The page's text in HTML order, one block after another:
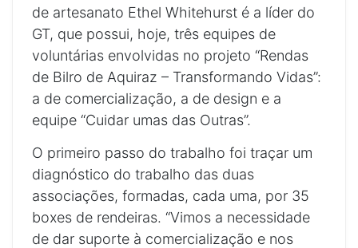
de artesanato Ethel Whitehurst é a líder do
GT, que possui, hoje, três equipes de
voluntárias envolvidas no projeto “Rendas
de Bilro de Aquiraz – Transformando Vidas”:
a de comercialização, a de design e a
equipe “Cuidar umas das Outras”.
O primeiro passo do trabalho foi traçar um
diagnóstico do trabalho das duas
associações, formadas, cada uma, por 35
boxes de rendeiras. “Vimos a necessidade
de dar suporte à comercialização e nos